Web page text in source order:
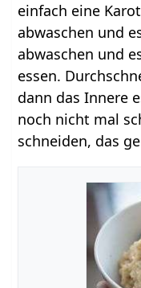
einfach eine
abwaschen und
abwaschen und
essen.
dann das Innere
noch nicht mal
schneiden, das